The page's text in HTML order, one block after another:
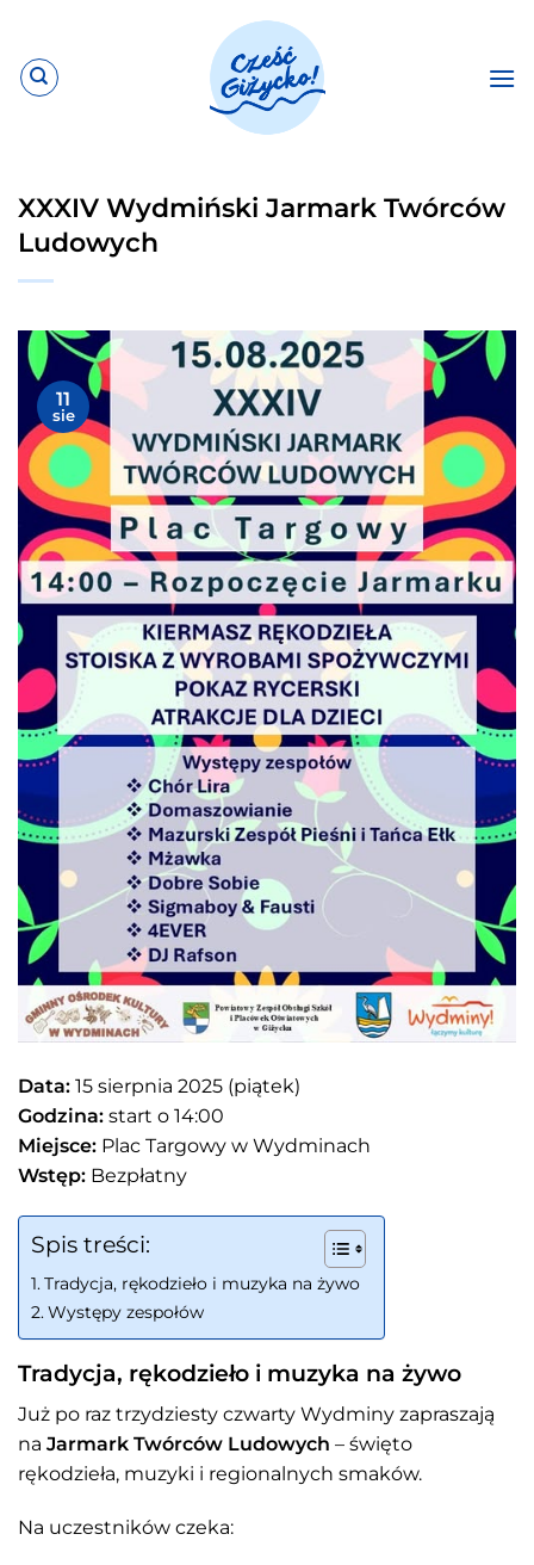
zawartości
XXXIV Wydmiński Jarmark Twórców
Ludowych
11
sie
Data: 15 sierpnia 2025 (piątek)
Godzina: start o 14:00
Miejsce: Plac Targowy w Wydminach
Wstęp: Bezpłatny
Spis treści:
Tradycja, rękodzieło i muzyka na żywo
Występy zespołów
Tradycja, rękodzieło i muzyka na żywo
Już po raz trzydziesty czwarty Wydminy zapraszają
na Jarmark Twórców Ludowych – święto
rękodzieła, muzyki i regionalnych smaków.
Na uczestników czeka: